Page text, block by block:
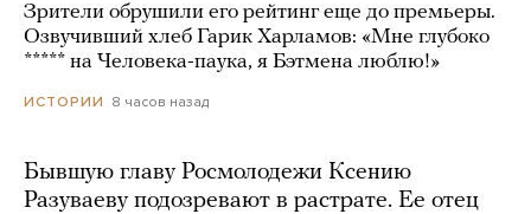
Зрители обрушили его рейтинг еще до премьеры.
Озвучивший хлеб Гарик Харламов: «Мне глубоко
***** на Человека-паука, я Бэтмена люблю!»
ИСТОРИИ 8 часов назад
Бывшую главу Росмолодежи Ксению
Разуваеву подозревают в растрате. Ее отец